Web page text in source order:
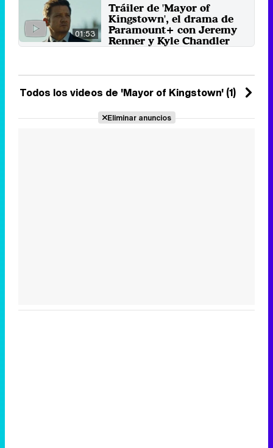
01:53
Tráiler de 'Mayor of
Kingstown', el drama de
Paramount+ con Jeremy
Renner y Kyle Chandler
Todos los videos de 'Mayor of Kingstown' (1)
Eliminar anuncios